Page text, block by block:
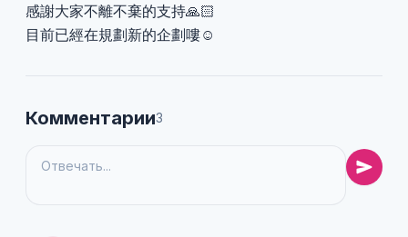
感謝大家不離不棄的支持🙏🏻
目前已經在規劃新的企劃嘍☺️
Комментарии3